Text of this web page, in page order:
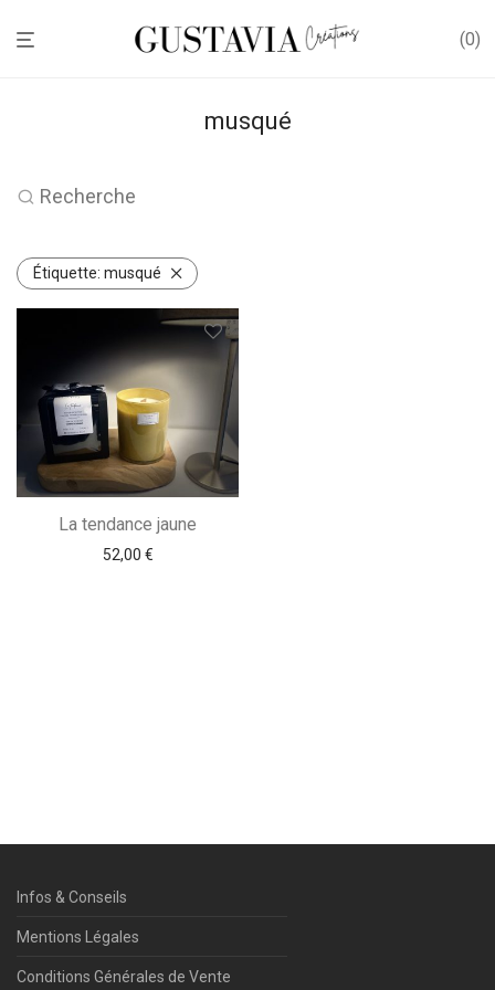
0
musqué
Recherche
Étiquette: musqué
La tendance jaune
52,00 €
Infos & Conseils
Mentions Légales
Conditions Générales de Vente